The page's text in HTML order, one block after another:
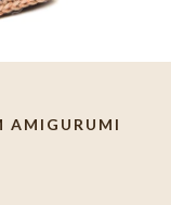
AMIGURUMI